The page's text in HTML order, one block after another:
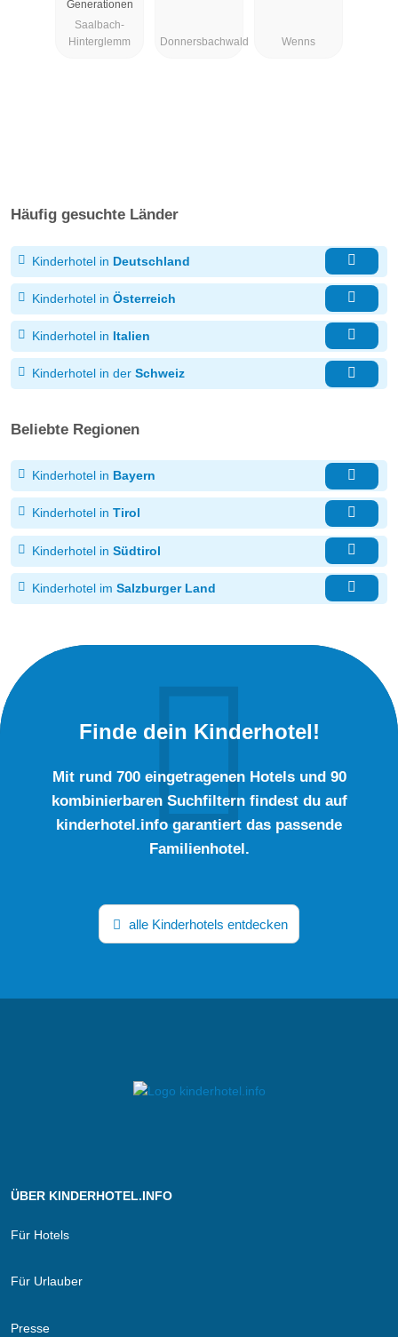
Generationen
Saalbach-
Hinterglemm
Donnersbachwald Wenns
Häufig gesuchte Länder
Kinderhotel in Deutschland
Kinderhotel in Österreich
Kinderhotel in Italien
Kinderhotel in der Schweiz
Beliebte Regionen
Kinderhotel in Bayern
Kinderhotel in Tirol
Kinderhotel in Südtirol
Kinderhotel im Salzburger Land
Finde dein Kinderhotel!
Mit rund 700 eingetragenen Hotels und 90
kombinierbaren Suchfiltern findest du auf
kinderhotel.info garantiert das passende
Familienhotel.
alle Kinderhotels entdecken
ÜBER KINDERHOTEL.INFO
Für Hotels
Für Urlauber
Presse